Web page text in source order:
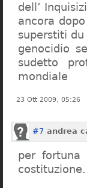
dell’
ancora
superstiti du
genocidio
sudetto
mondiale
23 Ott 2009, 05:26
#7 andrea
per